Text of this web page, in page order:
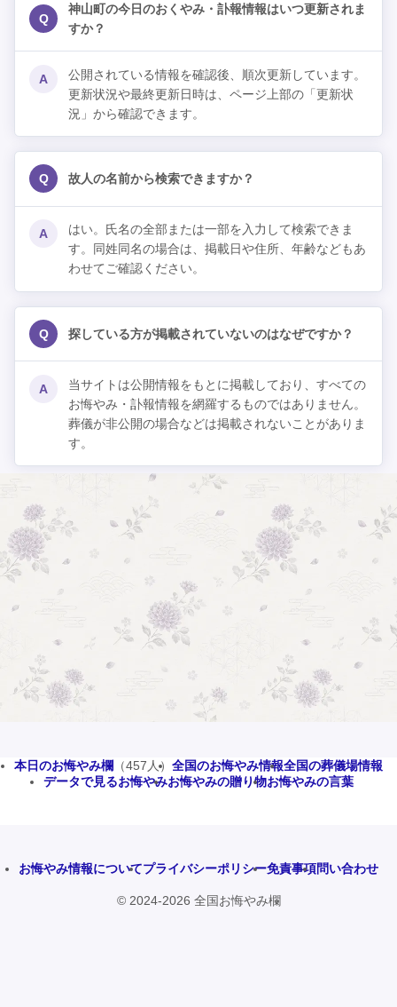
Q
神山町の今日のおくやみ・訃報情報はいつ更新されま
すか？
A
公開されている情報を確認後、順次更新しています。
更新状況や最終更新日時は、ページ上部の「更新状
況」から確認できます。
Q 故人の名前から検索できますか？
A
はい。氏名の全部または一部を入力して検索できま
す。同姓同名の場合は、掲載日や住所、年齢などもあ
わせてご確認ください。
Q 探している方が掲載されていないのはなぜですか？
A
当サイトは公開情報をもとに掲載しており、すべての
お悔やみ・訃報情報を網羅するものではありません。
葬儀が非公開の場合などは掲載されないことがありま
す。
本日のお悔やみ欄 （457人） 全国のお悔やみ情報全国の葬儀場情報
データで見るお悔やみお悔やみの贈り物お悔やみの言葉
お悔やみ情報についてプライバシーポリシー免責事項問い合わせ
© 2024-2026 全国お悔やみ欄